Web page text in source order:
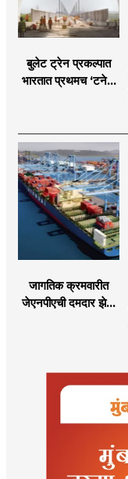
बुलेट ट्रेन प्रकल्पात
भारतात प्रथमच ‘टनेल
आवाजावर
नियंत्रण;प्रवास अधिक
सुरक्षित व आरामदायी
होणार
जागतिक क्रमवारीत
जेएनपीएची दमदार झेप;